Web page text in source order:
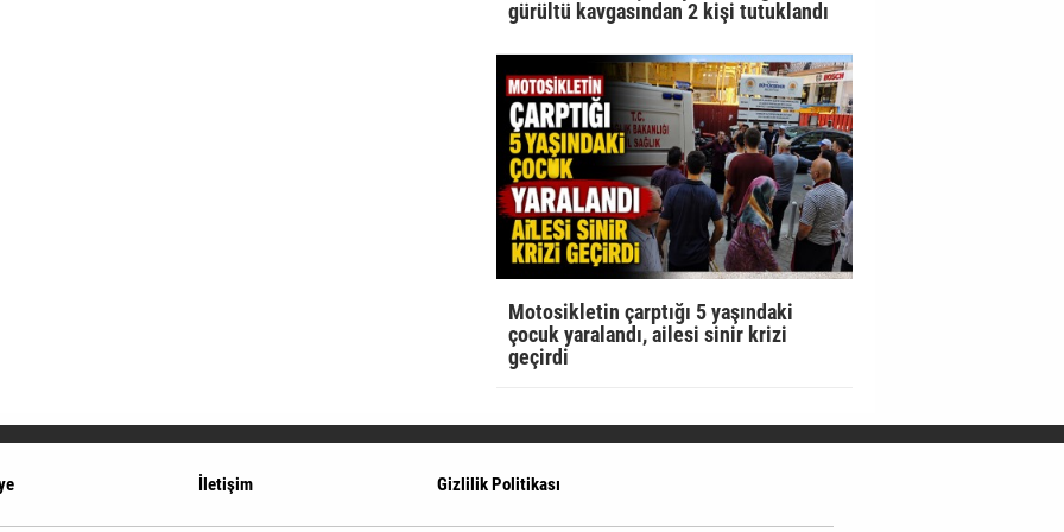
gürültü kavgasından 2 kişi tutuklandı
Motosikletin çarptığı 5 yaşındaki
çocuk yaralandı, ailesi sinir krizi
geçirdi
İletişim Gizlilik Politikası